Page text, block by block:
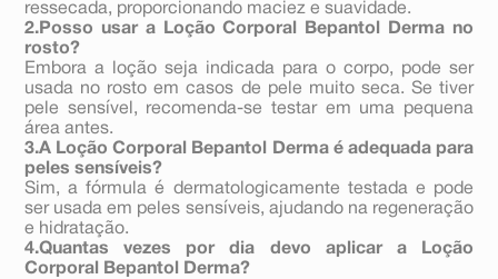
ressecada, proporcionando maciez e suavidade.
2.Posso usar a Loção Corporal Bepantol Derma no
rosto?
Embora a loção seja indicada para o corpo, pode ser
usada no rosto em casos de pele muito seca. Se tiver
pele sensível, recomenda-se testar em uma pequena
área antes.
3.A Loção Corporal Bepantol Derma é adequada para
peles sensíveis?
Sim, a fórmula é dermatologicamente testada e pode
ser usada em peles sensíveis, ajudando na regeneração
e hidratação.
4.Quantas vezes por dia devo aplicar a Loção
Corporal Bepantol Derma?